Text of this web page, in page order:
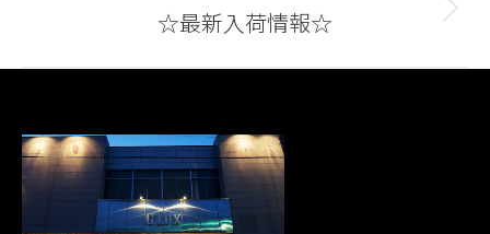
Next
☆最新入荷情報☆